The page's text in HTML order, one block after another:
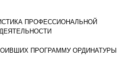
ПРОФЕССИОНАЛЬНОЙ
ПРОГРАММУ ОРДИНАТУРЫ